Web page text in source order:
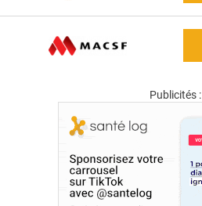
Publicités :